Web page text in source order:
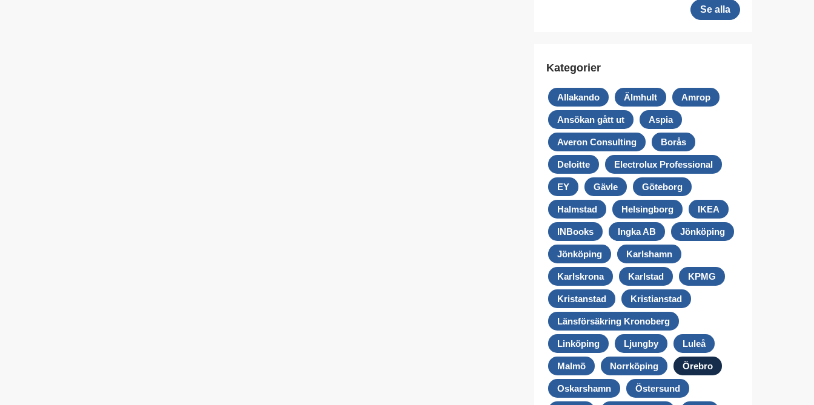
Se alla
Kategorier
Allakando Älmhult Amrop
Ansökan gått ut Aspia
Averon Consulting Borås
Deloitte Electrolux Professional
EY Gävle Göteborg
Halmstad Helsingborg IKEA
INBooks Ingka AB Jönköping
Jönköping Karlshamn
Karlskrona Karlstad KPMG
Kristanstad Kristianstad
Länsförsäkring Kronoberg
Linköping Ljungby Luleå
Malmö Norrköping Örebro
Oskarshamn Östersund